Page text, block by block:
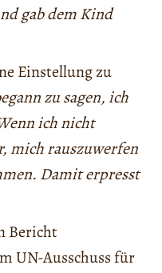
gab dem Kind
Einstellung zu
zu sagen, ich
ich nicht
mich rauszuwerfen
Damit erpresst
Bericht
UN-Ausschuss für